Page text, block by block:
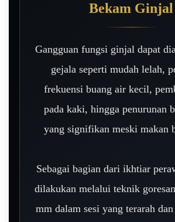
Bekam Ginjal
Gangguan fungsi ginjal dapat
gejala seperti mudah lelah,
frekuensi buang air kecil,
pada kaki, hingga penurunan
yang signifikan meski makan
Sebagai bagian dari ikhtiar
dilakukan melalui teknik
mm dalam sesi yang terarah